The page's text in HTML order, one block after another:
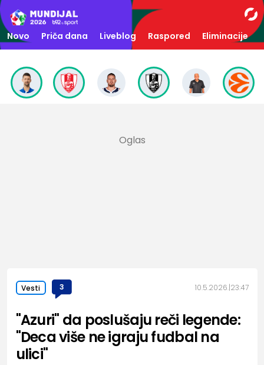
Novo Priča dana Liveblog Raspored Eliminacije
Vesti 3 10.5.2026. 23:47
"Azuri" da poslušaju reči legende:
"Deca više ne igraju fudbal na
ulici"